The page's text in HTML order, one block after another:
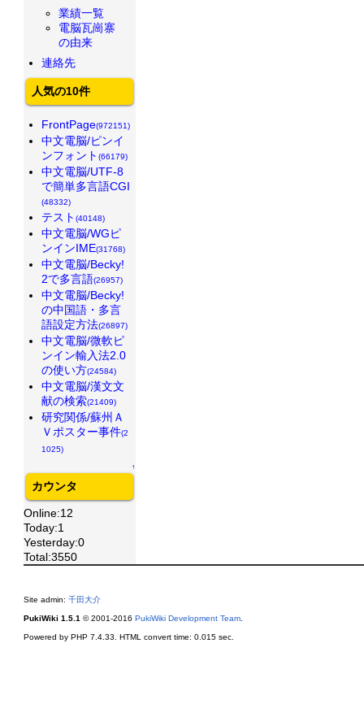
業績一覧
電脳瓦崗寨
の由来
連絡先
人気の10件
FrontPage(972151)
中文電脳/ピンイ
ンフォント (66179)
中文電脳/UTF-8
で簡単多言語CGI
(48332)
テスト (40148)
中文電脳/WGピ
ンインIME(31768)
中文電脳/Becky!
2で多言語(26957)
中文電脳/Becky!
の中国語・多言
語設定方法(26897)
中文電脳/微軟ピ
ンイン輸入法2.0
の使い方(24584)
中文電脳/漢文文
献の検索(21409)
研究関係/蘇州Ａ
Ｖポスター事件(2
1025)
↑
カウンタ
Online:12
Today:1
Yesterday:0
Total:3550
Site admin: 千田大介
PukiWiki 1.5.1 © 2001-2016 PukiWiki Development Team.
Powered by PHP 7.4.33. HTML convert time: 0.015 sec.